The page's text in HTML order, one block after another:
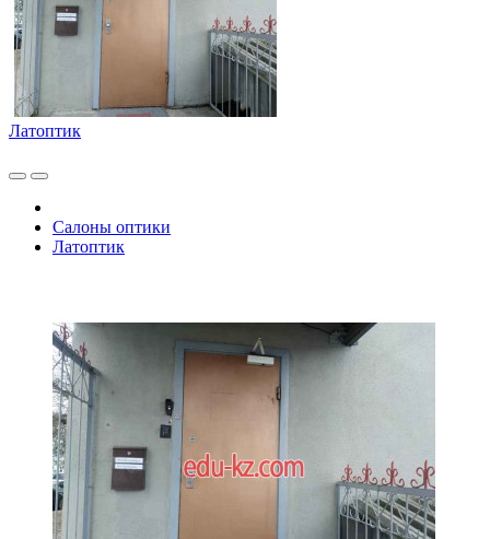
Латоптик
Салоны оптики
Латоптик